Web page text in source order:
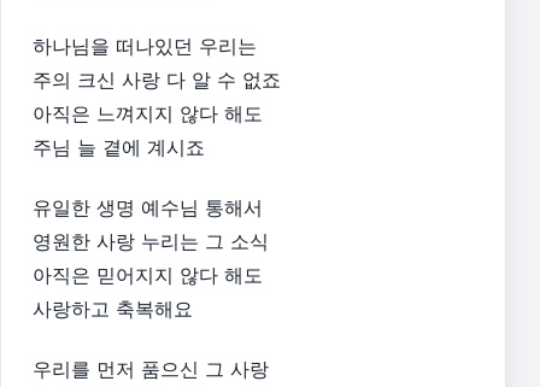
하나님을 떠나있던 우리는
주의 크신 사랑 다 알 수 없죠
아직은 느껴지지 않다 해도
주님 늘 곁에 계시죠
유일한 생명 예수님 통해서
영원한 사랑 누리는 그 소식
아직은 믿어지지 않다 해도
사랑하고 축복해요
우리를 먼저 품으신 그 사랑